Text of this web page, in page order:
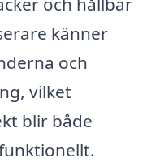
känner
och
vilket
blir både